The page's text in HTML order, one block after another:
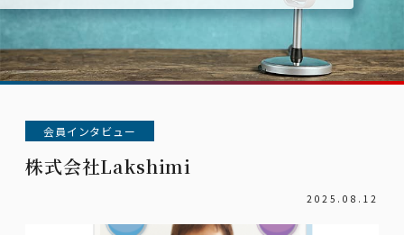
会員インタビュー
株式会社Lakshimi
2025.08.12